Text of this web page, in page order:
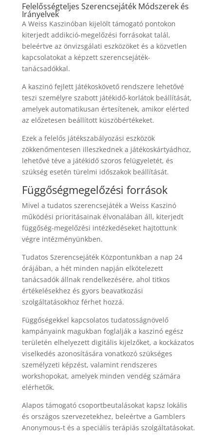
Felelősségteljes Szerencsejáték Módszerek és
Irányelvek
A Weiss Kaszinóban kijelölt támogató pontokon
kiterjedt addikció-megelőzési forrásokat talál,
beleértve az önvizsgálati eszközöket és a közvetlen
kapcsolatokat a képzett szerencsejáték-
tanácsadókkal.
A kaszinó fejlett játékoskövető rendszere lehetővé
teszi személyre szabott játékidő-korlátok beállítását,
amelyek automatikusan értesítenek, amikor elérted
az előzetesen beállított küszöbértékeket.
Ezek a felelős játékszabályozási eszközök
zökkenőmentesen illeszkednek a játékoskártyádhoz,
lehetővé téve a játékidő szoros felügyeletét, és
szükség esetén türelmi időszakok beállítását.
Függőségmegelőzési források
Mivel a tudatos szerencsejáték a Weiss Kaszinó
működési prioritásainak élvonalában áll, kiterjedt
függőség-megelőzési intézkedéseket hajtottunk
végre intézményünkben.
Tudatos Szerencsejáték Központunkban a nap 24
órájában, a hét minden napján elkötelezett
tanácsadók állnak rendelkezésére, ahol titkos
értékelésekhez és gyors beavatkozási
szolgáltatásokhoz férhet hozzá.
Függőségekkel kapcsolatos tudatosságnövelő
kampányaink magukban foglalják a kaszinó egész
területén elhelyezett digitális kijelzőket, a kockázatos
viselkedés azonosítására vonatkozó szükséges
személyzeti képzést, valamint rendszeres
workshopokat, amelyek minden vendég számára
elérhetők.
Alapos támogató csoportbeutalásokat kapsz lokális
és országos szervezetekhez, beleértve a Gamblers
Anonymous-t és a speciális terápiás szolgáltatásokat.